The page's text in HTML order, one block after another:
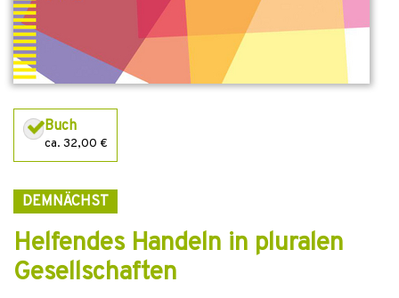
Buch
ca. 32,00 €
DEMNÄCHST
Helfendes Handeln in pluralen
Gesellschaften